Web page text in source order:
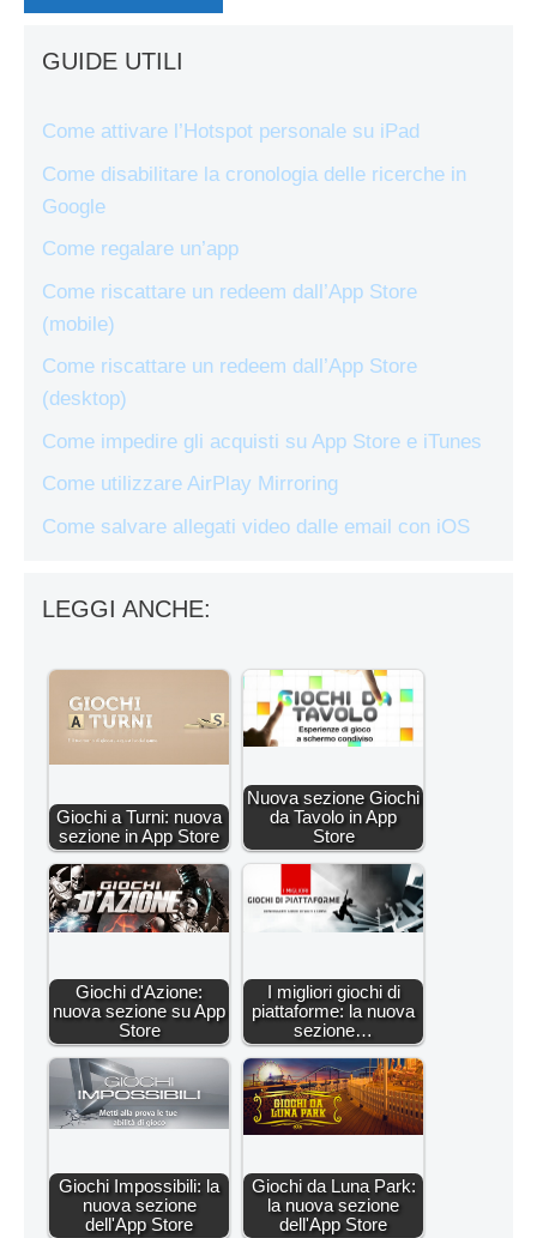
GUIDE UTILI
Come attivare l’Hotspot personale su iPad
Come disabilitare la cronologia delle ricerche in
Google
Come regalare un’app
Come riscattare un redeem dall’App Store
(mobile)
Come riscattare un redeem dall’App Store
(desktop)
Come impedire gli acquisti su App Store e iTunes
Come utilizzare AirPlay Mirroring
Come salvare allegati video dalle email con iOS
LEGGI ANCHE:
Giochi a Turni: nuova
sezione in App Store
Nuova sezione Giochi
da Tavolo in App
Store
Giochi d'Azione:
nuova sezione su App
Store
I migliori giochi di
piattaforme: la nuova
sezione…
Giochi Impossibili: la
nuova sezione
dell'App Store
Giochi da Luna Park:
la nuova sezione
dell'App Store